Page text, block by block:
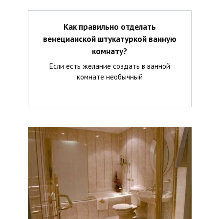
Как правильно отделать
венецианской штукатуркой ванную
комнату?
Если есть желание создать в ванной
комнате необычный